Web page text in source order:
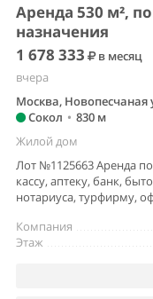
Аренда 530 м²,
назначения
1 678 333
в месяц
вчера
Москва, Новопесчаная
Сокол • 830 м
Жилой дом
Лот №1125663 Аренда
кассу, аптеку, банк,
нотариуса, турфирму,
Компания
Этаж